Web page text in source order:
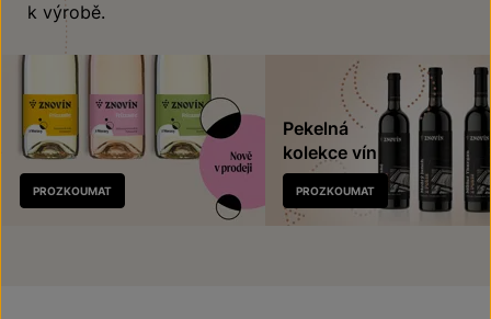
k výrobě.
Nově
v prodeji
PROZKOUMAT
Pekelná
kolekce vín
PROZKOUMAT